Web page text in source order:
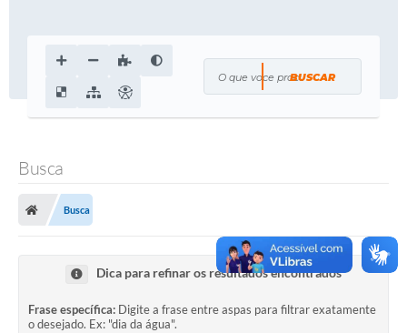
O que voce procura?
Busca
Busca
Dica para refinar os resultados encontrados
Frase específica: Digite a frase entre aspas para filtrar exatamente
o desejado. Ex: "dia da água".